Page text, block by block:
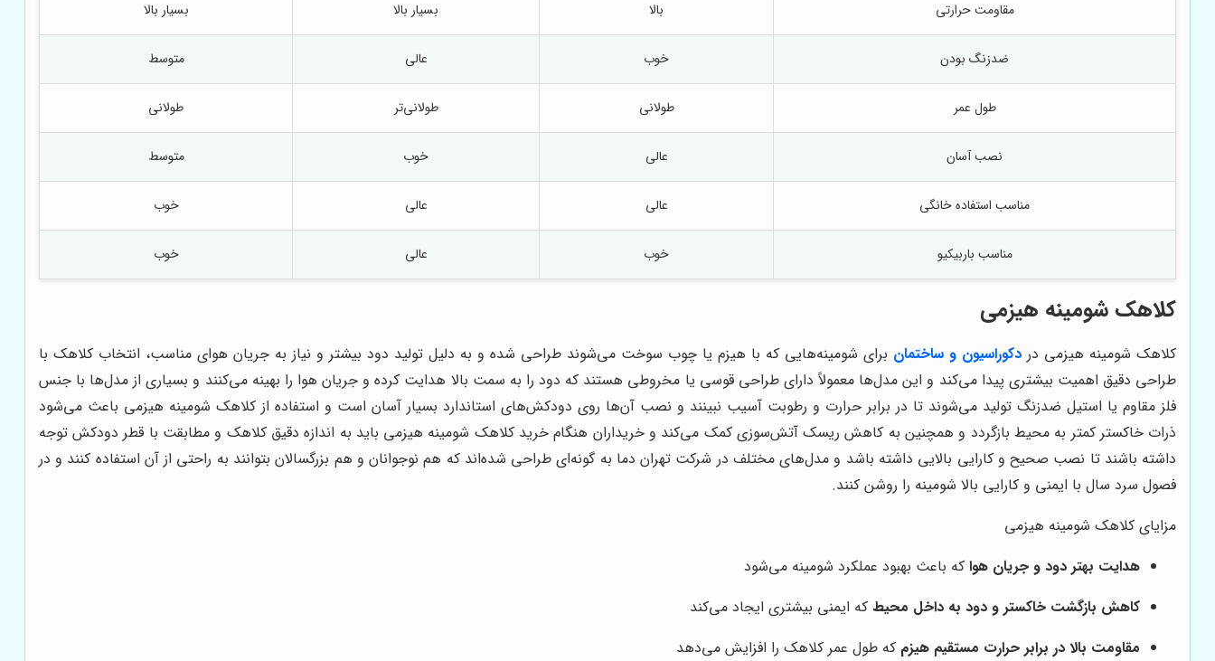
مقاومت حرارتی بالا بسیار بالا بسیار بالا
ضدزنگ بودن خوب عالی متوسط
طول عمر طولانی طولانی‌تر طولانی
نصب آسان عالی خوب متوسط
مناسب استفاده خانگی عالی عالی خوب
مناسب باربیکیو خوب عالی خوب
کلاهک شومینه هیزمی
کلاهک شومینه هیزمی در دکوراسیون و ساختمان برای شومینه‌هایی که با هیزم یا چوب سوخت می‌شوند طراحی شده و به دلیل تولید دود بیشتر و نیاز به جریان هوای مناسب، انتخاب کلاهک با
طراحی دقیق اهمیت بیشتری پیدا می‌کند و این مدل‌ها معمولاً دارای طراحی قوسی یا مخروطی هستند که دود را به سمت بالا هدایت کرده و جریان هوا را بهینه می‌کنند و بسیاری از مدل‌ها با جنس
فلز مقاوم یا استیل ضدزنگ تولید می‌شوند تا در برابر حرارت و رطوبت آسیب نبینند و نصب آن‌ها روی دودکش‌های استاندارد بسیار آسان است و استفاده از کلاهک شومینه هیزمی باعث می‌شود
ذرات خاکستر کمتر به محیط بازگردد و همچنین به کاهش ریسک آتش‌سوزی کمک می‌کند و خریداران هنگام خرید کلاهک شومینه هیزمی باید به اندازه دقیق کلاهک و مطابقت با قطر دودکش توجه
داشته باشند تا نصب صحیح و کارایی بالایی داشته باشد و مدل‌های مختلف در شرکت تهران دما به گونه‌ای طراحی شده‌اند که هم نوجوانان و هم بزرگسالان بتوانند به راحتی از آن استفاده کنند و در
فصول سرد سال با ایمنی و کارایی بالا شومینه را روشن کنند.
مزایای کلاهک شومینه هیزمی
هدایت بهتر دود و جریان هواکه باعث بهبود عملکرد شومینه می‌شود
کاهش بازگشت خاکستر و دود به داخل محیطکه ایمنی بیشتری ایجاد می‌کند
مقاومت بالا در برابر حرارت مستقیم هیزم که طول عمر کلاهک را افزایش می‌دهد